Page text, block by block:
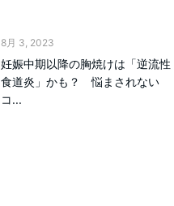
8月 3, 2023
妊娠中期以降の胸焼けは「逆流性
食道炎」かも？ 悩まされない
コ...